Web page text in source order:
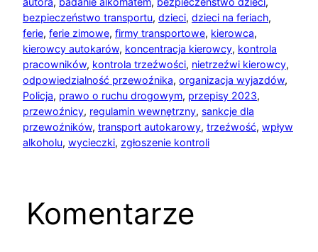
bezpieczeństwo transportu, dzieci, dzieci na feriach
ferie, ferie zimowe, firmy transportowe, kierowca
kierowcy autokarów, koncentracja kierowcy, kontrola
pracowników, kontrola trzeźwości, nietrzeźwi kierowcy
odpowiedzialność przewoźnika, organizacja wyjazdów
Policja, prawo o ruchu drogowym, przepisy 2023
przewoźnicy, regulamin wewnętrzny, sankcje dla
przewoźników, transport autokarowy, trzeźwość, wpływ
alkoholu, wycieczki, zgłoszenie kontroli
Komentarze